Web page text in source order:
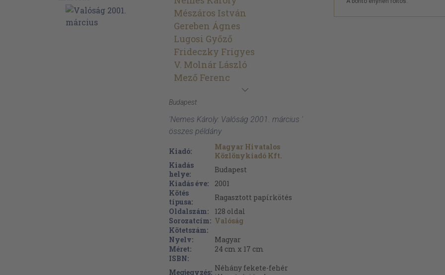
Mészáros István
Gereben Ágnes
Lugosi Győző
Frideczky Frigyes
V. Molnár László
Mező Ferenc
Budapest
'Nemes Károly: Valóság 2001. március '
összes példány
Kiadó:
Magyar Hivatalos
Közlönykiadó Kft.
Kiadás
helye:
Budapest
Kiadás éve:
2001
Kötés
típusa:
Ragasztott papírkötés
Oldalszám:
128 oldal
Sorozatcím: Valóság
Kötetszám:
Nyelv:
Magyar
Méret:
24 cm x 17 cm
ISBN:
Megjegyzés: Néhány fekete-fehér